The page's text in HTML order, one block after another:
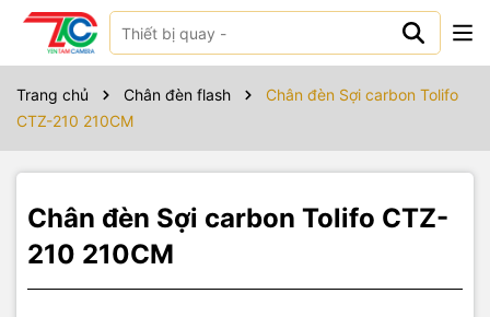
Trang chủ Chân đèn flash
Chân đèn Sợi carbon Tolifo
CTZ-210 210CM
Chân đèn Sợi carbon Tolifo CTZ-
210 210CM
Sản phẩm bao gồm